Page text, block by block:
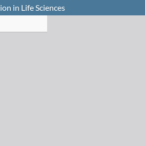
in Life Sciences